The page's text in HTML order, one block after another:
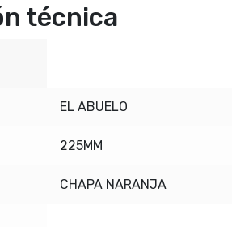
técnica
EL ABUELO
225MM
CHAPA NARANJA